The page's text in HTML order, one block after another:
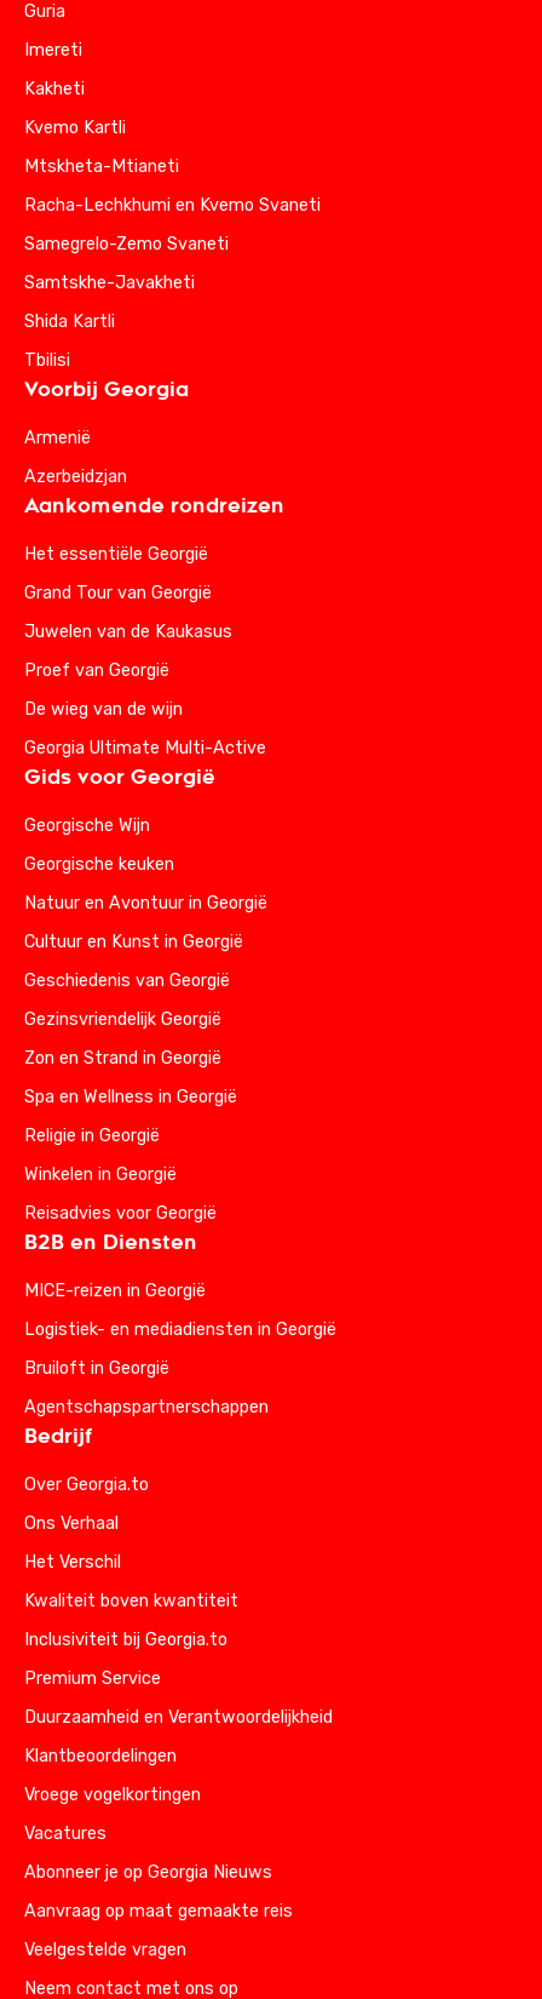
Guria
Imereti
Kakheti
Kvemo Kartli
Mtskheta-Mtianeti
Racha-Lechkhumi en Kvemo Svaneti
Samegrelo-Zemo Svaneti
Samtskhe-Javakheti
Shida Kartli
Tbilisi
Voorbij Georgia
Armenië
Azerbeidzjan
Aankomende rondreizen
Het essentiële Georgië
Grand Tour van Georgië
Juwelen van de Kaukasus
Proef van Georgië
De wieg van de wijn
Georgia Ultimate Multi-Active
Gids voor Georgië
Georgische Wijn
Georgische keuken
Natuur en Avontuur in Georgië
Cultuur en Kunst in Georgië
Geschiedenis van Georgië
Gezinsvriendelijk Georgië
Zon en Strand in Georgië
Spa en Wellness in Georgië
Religie in Georgië
Winkelen in Georgië
Reisadvies voor Georgië
B2B en Diensten
MICE-reizen in Georgië
Logistiek- en mediadiensten in Georgië
Bruiloft in Georgië
Agentschapspartnerschappen
Bedrijf
Over Georgia.to
Ons Verhaal
Het Verschil
Kwaliteit boven kwantiteit
Inclusiviteit bij Georgia.to
Premium Service
Duurzaamheid en Verantwoordelijkheid
Klantbeoordelingen
Vroege vogelkortingen
Vacatures
Abonneer je op Georgia Nieuws
Aanvraag op maat gemaakte reis
Veelgestelde vragen
Neem contact met ons op